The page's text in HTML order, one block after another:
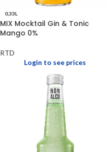
0,33L
MIX Mocktail Gin & Tonic
Mango 0%
RTD
Login to see prices